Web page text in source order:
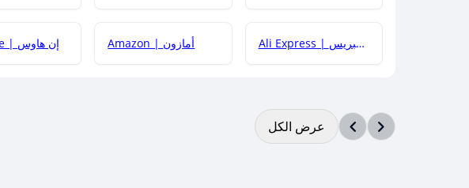
In-House | إن هاوس Amazon | أمازون Ali Express | علي إكسبريس
عرض الكل